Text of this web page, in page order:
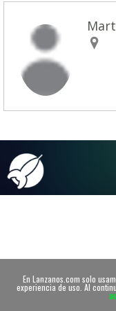
En Lanzanos.com solo
experiencia de uso. Al